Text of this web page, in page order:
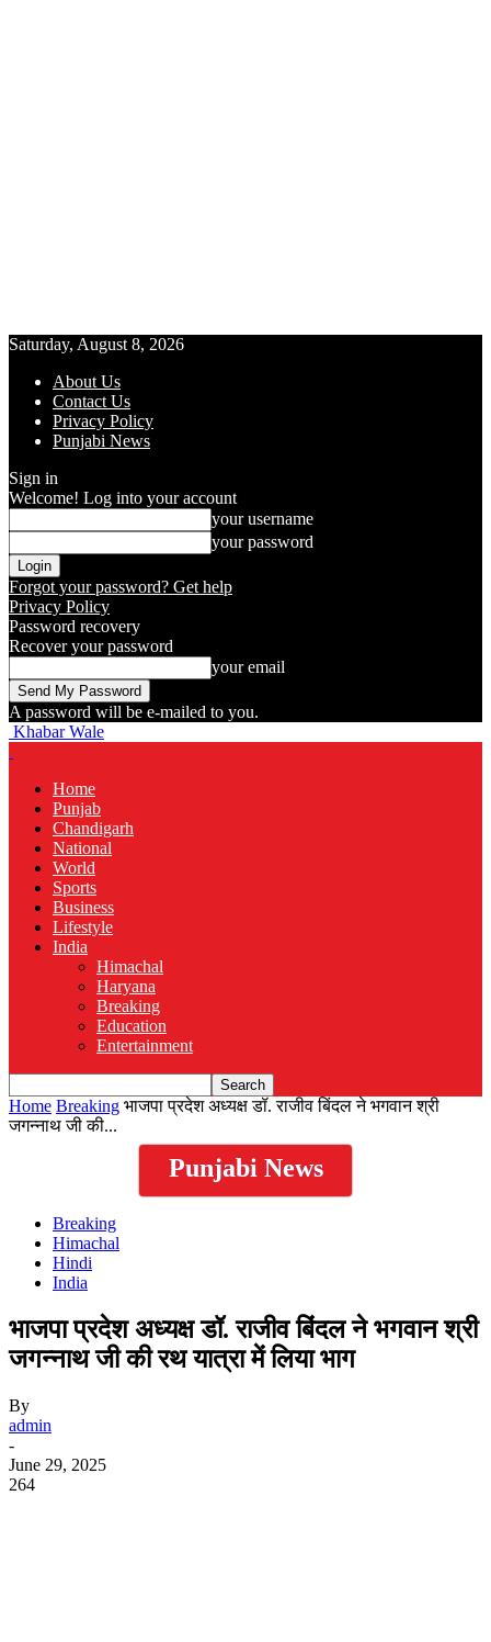
Saturday, August 8, 2026
About Us
Contact Us
Privacy Policy
Punjabi News
Sign in
Welcome! Log into your account
your username
your password
Forgot your password? Get help
Privacy Policy
Password recovery
Recover your password
your email
A password will be e-mailed to you.
Khabar Wale
Home
Punjab
Chandigarh
National
World
Sports
Business
Lifestyle
India
Himachal
Haryana
Breaking
Education
Entertainment
Home Breaking भाजपा प्रदेश अध्यक्ष डॉ. राजीव बिंदल ने भगवान श्री
जगन्नाथ जी की...
Punjabi News
Breaking
Himachal
Hindi
India
भाजपा प्रदेश अध्यक्ष डॉ. राजीव बिंदल ने भगवान श्री
जगन्नाथ जी की रथ यात्रा में लिया भाग
By
admin
-
June 29, 2025
264